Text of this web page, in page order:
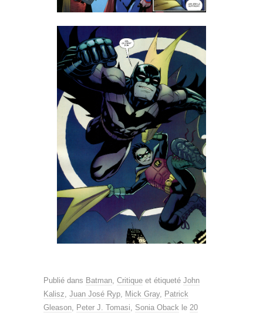
Publié dans Batman, Critique et étiqueté John
Kalisz, Juan José Ryp, Mick Gray, Patrick
Gleason, Peter J. Tomasi, Sonia Oback le 20